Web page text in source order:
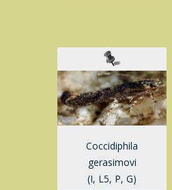
Coccidiphila
gerasimovi
(I, L5, P, G)